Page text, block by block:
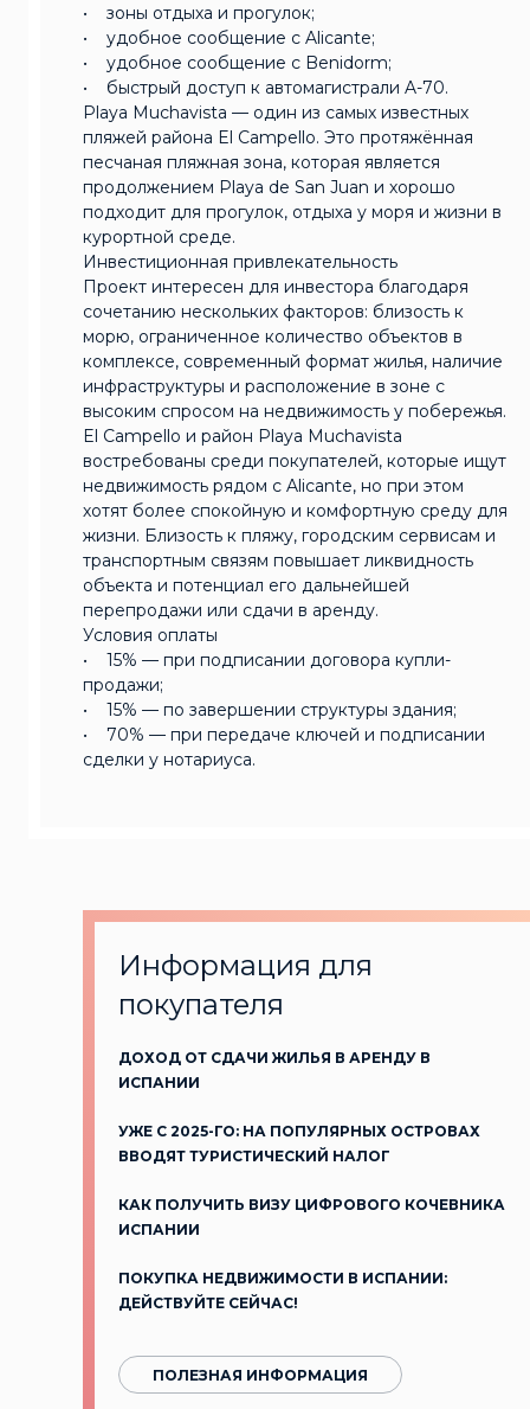
• зоны отдыха и прогулок;
• удобное сообщение с Alicante;
• удобное сообщение с Benidorm;
• быстрый доступ к автомагистрали A-70.
Playa Muchavista — один из самых известных
пляжей района El Campello. Это протяжённая
песчаная пляжная зона, которая является
продолжением Playa de San Juan и хорошо
подходит для прогулок, отдыха у моря и жизни в
курортной среде.
Инвестиционная привлекательность
Проект интересен для инвестора благодаря
сочетанию нескольких факторов: близость к
морю, ограниченное количество объектов в
комплексе, современный формат жилья, наличие
инфраструктуры и расположение в зоне с
высоким спросом на недвижимость у побережья.
El Campello и район Playa Muchavista
востребованы среди покупателей, которые ищут
недвижимость рядом с Alicante, но при этом
хотят более спокойную и комфортную среду для
жизни. Близость к пляжу, городским сервисам и
транспортным связям повышает ликвидность
объекта и потенциал его дальнейшей
перепродажи или сдачи в аренду.
Условия оплаты
• 15% — при подписании договора купли-
продажи;
• 15% — по завершении структуры здания;
• 70% — при передаче ключей и подписании
сделки у нотариуса.
Информация для
покупателя
ДОХОД ОТ СДАЧИ ЖИЛЬЯ В АРЕНДУ В
ИСПАНИИ
УЖЕ С 2025-ГО: НА ПОПУЛЯРНЫХ ОСТРОВАХ
ВВОДЯТ ТУРИСТИЧЕСКИЙ НАЛОГ
КАК ПОЛУЧИТЬ ВИЗУ ЦИФРОВОГО КОЧЕВНИКА
ИСПАНИИ
ПОКУПКА НЕДВИЖИМОСТИ В ИСПАНИИ:
ДЕЙСТВУЙТЕ СЕЙЧАС!
ПОЛЕЗНАЯ ИНФОРМАЦИЯ